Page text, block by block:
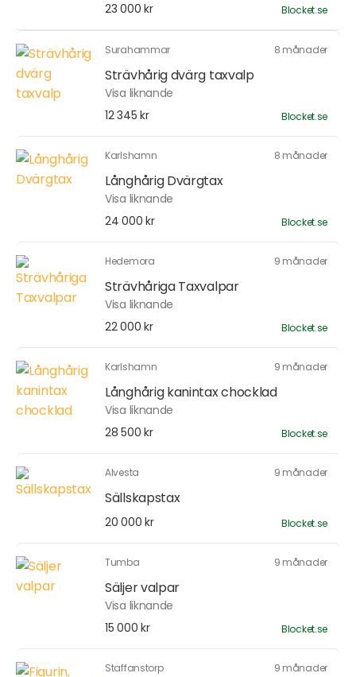
23 000 kr
Blocket.se
Surahammar 8 månader
Strävhårig dvärg taxvalp
Visa liknande
12 345 kr
Blocket.se
Karlshamn 8 månader
Långhårig Dvärgtax
Visa liknande
24 000 kr
Blocket.se
Hedemora 9 månader
Strävhåriga Taxvalpar
Visa liknande
22 000 kr
Blocket.se
Karlshamn 9 månader
Långhårig kanintax chocklad
Visa liknande
28 500 kr
Blocket.se
Alvesta 9 månader
Sällskapstax
20 000 kr Blocket.se
Tumba 9 månader
Säljer valpar
Visa liknande
15 000 kr
Blocket.se
Staffanstorp 9 månader